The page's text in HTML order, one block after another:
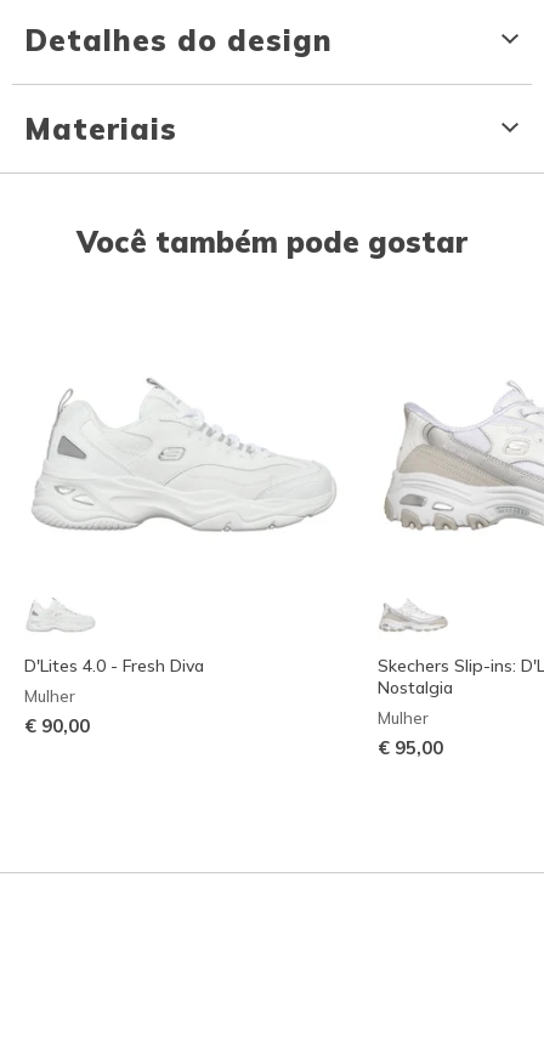
Detalhes do design
Materiais
Você também pode gostar
D'Lites 4.0 - Fresh Diva
Mulher
€ 90,00
Skechers Slip-ins:
Nostalgia
Mulher
€ 95,00